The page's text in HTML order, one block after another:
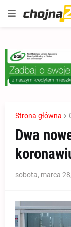
Strona główna
Dwa
sobota, marca